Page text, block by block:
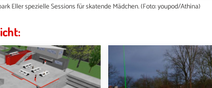
Eller spezielle Sessions für skatende Mädchen. (Foto: youpod/Athina)